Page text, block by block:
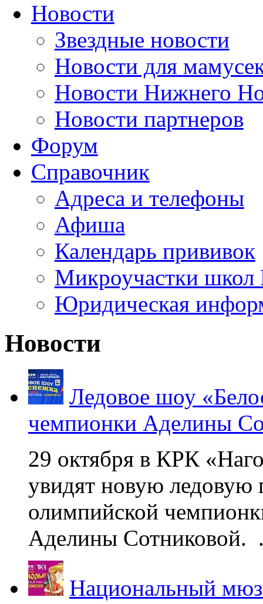
Новости
Звездные новости
Новости для
Новости Нижнего
Новости партнеров
Форум
Справочник
Адреса и телефоны
Афиша
Календарь прививок
Микроучастки школ
Юридическая
Новости
Ледовое шоу
чемпионки Аделины
29 октября в КРК
увидят новую ледовую
олимпийской
Аделины Сотниковой.
Национальный